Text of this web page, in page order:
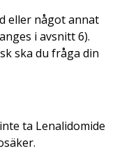
eller något annat
i avsnitt 6).
ska du fråga din
ta Lenalidomide